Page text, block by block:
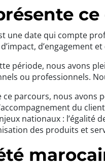
une date qui compte
d’engagement
période, nous avons
ou professionnels.
ce parcours, nous
du
nationaux : l’égalité
des produits et